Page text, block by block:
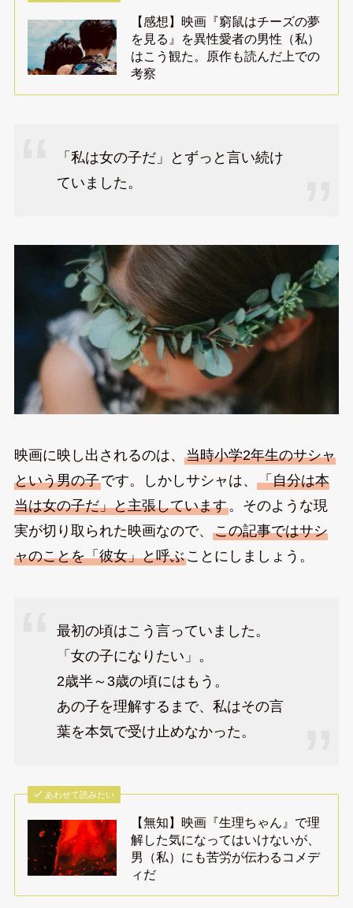
【感想】映画『窮鼠はチーズの夢
を見る』を異性愛者の男性（私）
はこう観た。原作も読んだ上での
考察
「私は女の子だ」とずっと言い続け
ていました。
映画に映し出されるのは、 当時小学2年生のサシャ
という男の子です。しかしサシャは、 「自分は本
当は女の子だ」と主張しています。そのような現
実が切り取られた映画なので、 この記事ではサシ
ャのことを「彼女」と呼ぶことにしましょう。
最初の頃はこう言っていました。
「女の子になりたい」。
2歳半～3歳の頃にはもう。
あの子を理解するまで、私はその言
葉を本気で受け止めなかった。
あわせて読みたい
【無知】映画『生理ちゃん』で理
解した気になってはいけないが、
男（私）にも苦労が伝わるコメデ
ィだ